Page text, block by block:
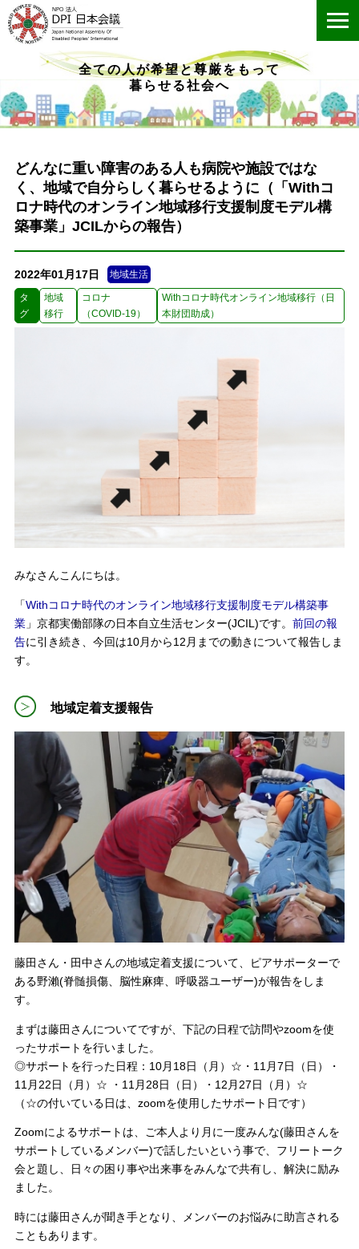
全ての人が希望と尊厳をもって
暮らせる社会へ
どんなに重い障害のある人も病院や施設ではな
く、地域で自分らしく暮らせるように（「Withコ
ロナ時代のオンライン地域移行支援制度モデル構
築事業」JCILからの報告）
2022年01月17日 地域生活
タ
グ
地域
移行
コロナ
（COVID‑19）
Withコロナ時代オンライン地域移行（日
本財団助成）
みなさんこんにちは。
「 Withコロナ時代のオンライン地域移行支援制度モデル構築事
業」京都実働部隊の日本自立生活センター(JCIL)です。 前回の報
告に引き続き、今回は10月から12月までの動きについて報告しま
す。
地域定着支援報告
藤田さん・田中さんの地域定着支援について、ピアサポーターで
ある野瀨(脊髄損傷、脳性麻痺、呼吸器ユーザー)が報告をしま
す。
まずは藤田さんについてですが、下記の日程で訪問やzoomを使
ったサポートを行いました。
◎サポートを行った日程：10月18日（月）☆・11月7日（日）・
11月22日（月）☆ ・11月28日（日）・12月27日（月）☆
（☆の付いている日は、zoomを使用したサポート日です）
Zoomによるサポートは、ご本人より月に一度みんな(藤田さんを
サポートしているメンバー)で話したいという事で、フリートーク
会と題し、日々の困り事や出来事をみんなで共有し、解決に励み
ました。
時には藤田さんが聞き手となり、メンバーのお悩みに助言される
こともあります。